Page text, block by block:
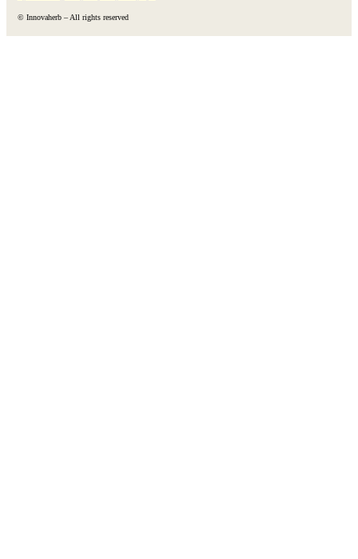
© Innovaherb – All rights reserved